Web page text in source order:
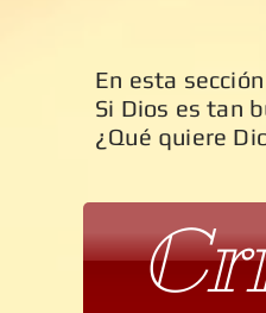
En esta
Si Dios es tan
¿Qué quiere